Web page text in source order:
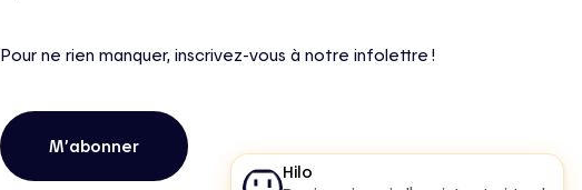
Pour ne rien manquer, inscrivez-vous à notre infolettre !
M’abonner